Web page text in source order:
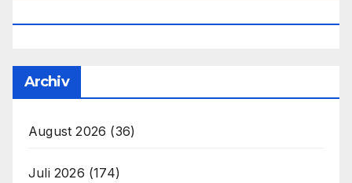
Archiv
August 2026 (36)
Juli 2026 (174)